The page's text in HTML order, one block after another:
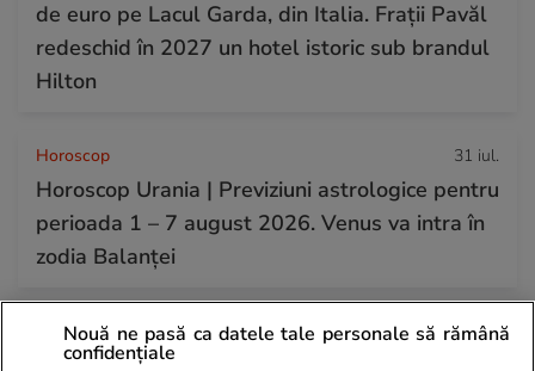
de euro pe Lacul Garda, din Italia. Frații Pavăl
redeschid în 2027 un hotel istoric sub brandul
Hilton
Horoscop 31 iul.
Horoscop Urania | Previziuni astrologice pentru
perioada 1 – 7 august 2026. Venus va intra în
zodia Balanței
Nouă ne pasă ca datele tale personale să rămână
confidențiale